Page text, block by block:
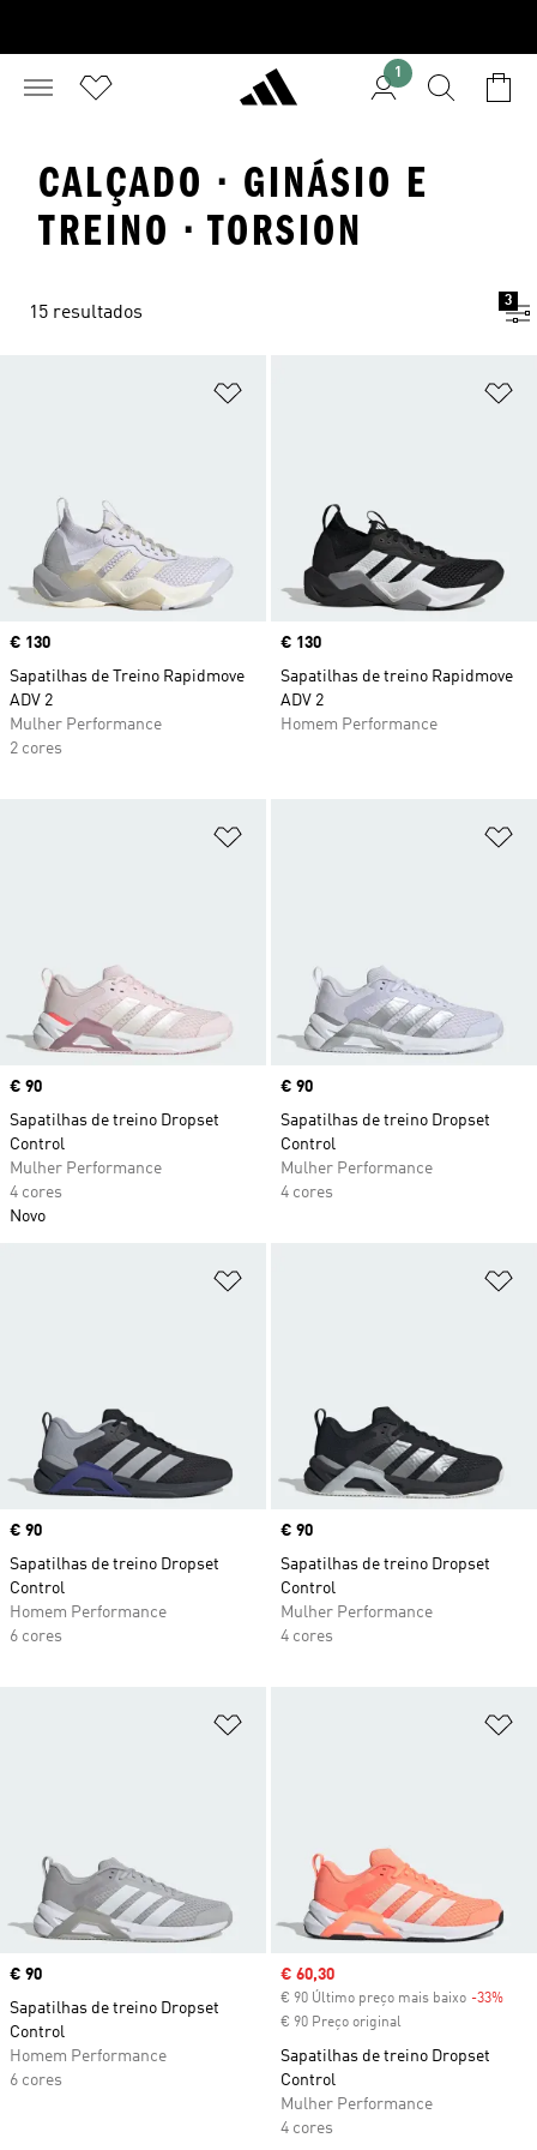
1
CALÇADO · GINÁSIO E
TREINO · TORSION
15 resultados
3
Price
€ 130
Sapatilhas de Treino Rapidmove
ADV 2
Mulher Performance
2 cores
Price
€ 130
Sapatilhas de treino Rapidmove
ADV 2
Homem Performance
Price
€ 90
Sapatilhas de treino Dropset
Control
Mulher Performance
4 cores
Novo
Price
€ 90
Sapatilhas de treino Dropset
Control
Mulher Performance
4 cores
Price
€ 90
Sapatilhas de treino Dropset
Control
Homem Performance
6 cores
Price
€ 90
Sapatilhas de treino Dropset
Control
Mulher Performance
4 cores
Price
€ 90
Sapatilhas de treino Dropset
Control
Homem Performance
6 cores
Sale price
€ 60,30
€ 90 Último preço mais baixo -33%
€ 90 Preço original
Sapatilhas de treino Dropset
Control
Mulher Performance
4 cores